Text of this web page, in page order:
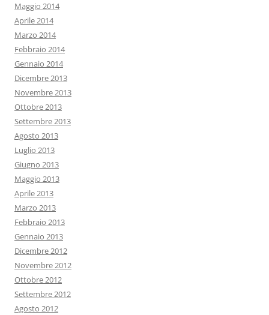
Maggio 2014
Aprile 2014
Marzo 2014
Febbraio 2014
Gennaio 2014
Dicembre 2013
Novembre 2013
Ottobre 2013
Settembre 2013
Agosto 2013
Luglio 2013
Giugno 2013
Maggio 2013
Aprile 2013
Marzo 2013
Febbraio 2013
Gennaio 2013
Dicembre 2012
Novembre 2012
Ottobre 2012
Settembre 2012
Agosto 2012